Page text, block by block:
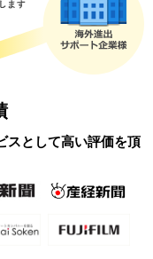
スとして高い評価を頂